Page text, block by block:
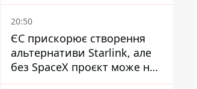
20:50
ЄС прискорює створення
альтернативи Starlink, але
без SpaceX проєкт може не
обійтися